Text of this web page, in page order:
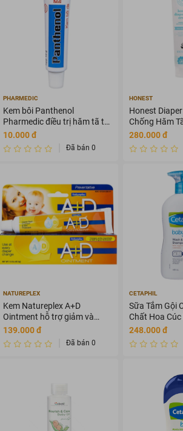
PHARMEDIC
Kem bôi Panthenol
Pharmedic điều trị hăm tã trẻ
em, rạn da (10g)
10.000 đ
Đã bán 0
HONEST
Honest
Chống Hăm
xịt 59ml
280.000 đ
NATUREPLEX
Kem Natureplex A+D
Ointment hỗ trợ giảm và
ngăn ngừa hăm tã (42.5g)
139.000 đ
Đã bán 0
CETAPHIL
Sữa Tắm Gội
Chất Hoa Cúc
Bé 400ml
248.000 đ